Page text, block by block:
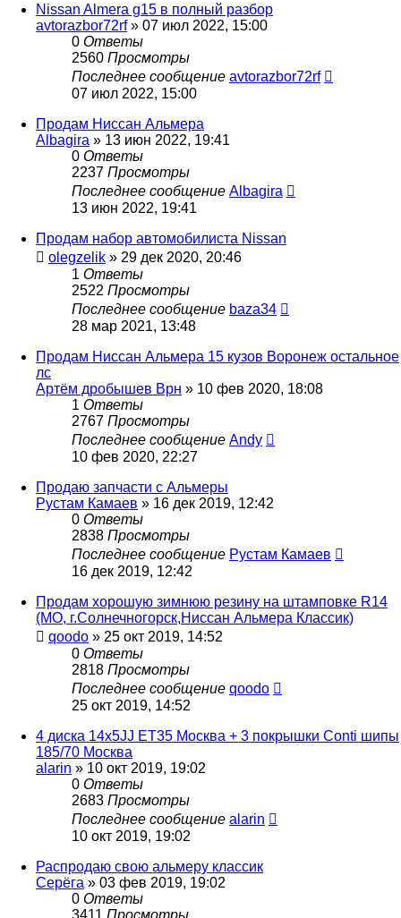
Nissan Almera g15 в полный разбор
avtorazbor72rf» 07 июл 2022, 15:00
0 Ответы
2560 Просмотры
Последнее сообщение avtorazbor72rf
07 июл 2022, 15:00
Продам Ниссан Альмера
Albagira » 13 июн 2022, 19:41
0 Ответы
2237 Просмотры
Последнее сообщение Albagira
13 июн 2022, 19:41
Продам набор автомобилиста Nissan
olegzelik » 29 дек 2020, 20:46
1 Ответы
2522 Просмотры
Последнее сообщение baza34
28 мар 2021, 13:48
Продам Ниссан Альмера 15 кузов Воронеж остальное
лс
Артём дробышев Врн » 10 фев 2020, 18:08
1 Ответы
2767 Просмотры
Последнее сообщение Andy
10 фев 2020, 22:27
Продаю запчасти с Альмеры
Рустам Камаев » 16 дек 2019, 12:42
0 Ответы
2838 Просмотры
Последнее сообщение Рустам Камаев
16 дек 2019, 12:42
Продам хорошую зимнюю резину на штамповке R14
(МО, г.Солнечногорск,Ниссан Альмера Классик)
qoodo » 25 окт 2019, 14:52
0 Ответы
2818 Просмотры
Последнее сообщение qoodo
25 окт 2019, 14:52
4 диска 14x5JJ ET35 Москва + 3 покрышки Conti шипы
185/70 Москва
alarin » 10 окт 2019, 19:02
0 Ответы
2683 Просмотры
Последнее сообщение alarin
10 окт 2019, 19:02
Распродаю свою альмеру классик
Серёга » 03 фев 2019, 19:02
0 Ответы
3411 Просмотры